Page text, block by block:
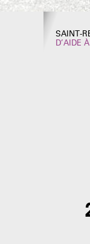
SAINT-
D’AIDE